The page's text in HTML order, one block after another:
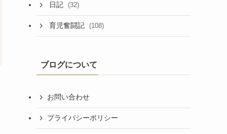
日記 (32)
育児奮闘記 (108)
ブログについて
お問い合わせ
プライバシーポリシー